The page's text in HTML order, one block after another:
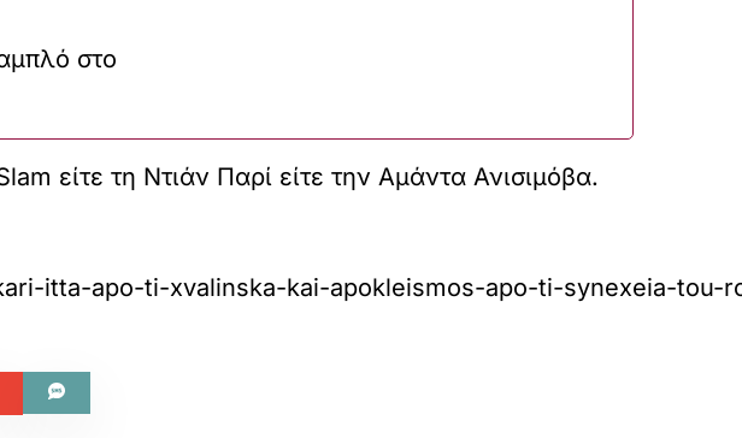
στο
είτε τη Ντιάν Παρί είτε την Αμάντα Ανισιμόβα.
itta-apo-ti-xvalinska-kai-apokleismos-apo-ti-synexeia-tou-